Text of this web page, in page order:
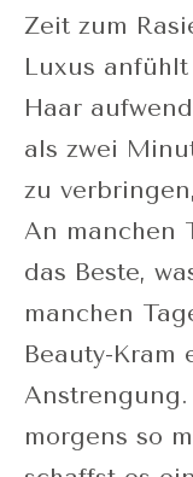
Zeit zum
Luxus
Haar
als zwei
zu
An manchen
das Beste,
manchen
Beauty-Kram
morgens so